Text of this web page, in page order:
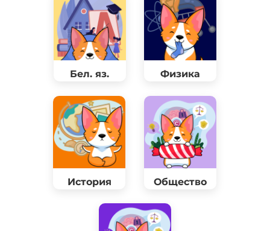
Бел. яз. Физика
История Общество